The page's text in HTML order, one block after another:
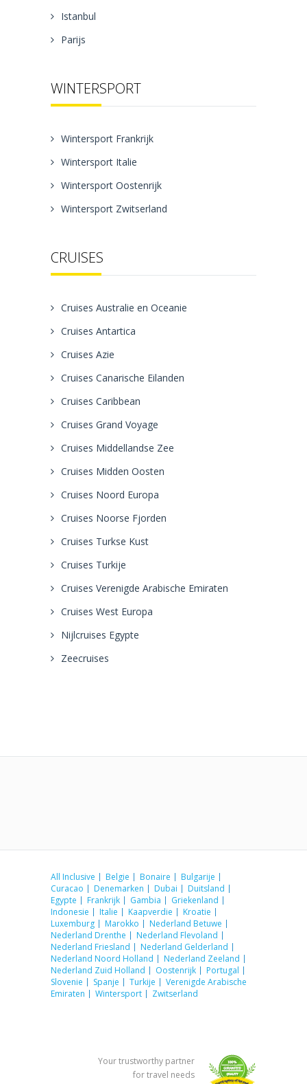
Istanbul
Parijs
WINTERSPORT
Wintersport Frankrijk
Wintersport Italie
Wintersport Oostenrijk
Wintersport Zwitserland
CRUISES
Cruises Australie en Oceanie
Cruises Antartica
Cruises Azie
Cruises Canarische Eilanden
Cruises Caribbean
Cruises Grand Voyage
Cruises Middellandse Zee
Cruises Midden Oosten
Cruises Noord Europa
Cruises Noorse Fjorden
Cruises Turkse Kust
Cruises Turkije
Cruises Verenigde Arabische Emiraten
Cruises West Europa
Nijlcruises Egypte
Zeecruises
All Inclusive Belgie Bonaire
Bulgarije
Curacao
Denemarken Dubai
Duitsland
Egypte
Frankrijk Gambia
Griekenland
Indonesie
Italie Kaapverdie
Kroatie
Luxemburg
Marokko
Nederland Betuwe
Nederland Drenthe
Nederland Flevoland
Nederland Friesland
Nederland Gelderland
Nederland Noord Holland
Nederland Zeeland
Nederland Zuid Holland
Oostenrijk
Portugal
Slovenie
Spanje Turkije
Verenigde Arabische
Emiraten
Wintersport Zwitserland
Your trustworthy partner
for travel needs